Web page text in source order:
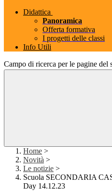
Didattica
Panoramica
Offerta formativa
I progetti delle classi
Info Utili
Campo di ricerca per le pagine del
Home >
Novità >
Le notizie >
Scuola SECONDARIA
Day 14.12.23